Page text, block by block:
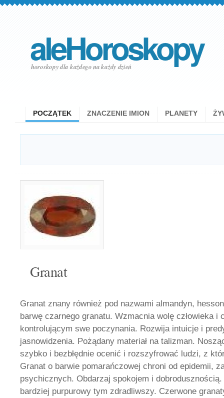
aleHoroskopy
horoskopy dla każdego na każdy dzień
POCZĄTEK ZNACZENIE IMION PLANETY
Granat
Granat znany również pod nazwami almandyn,
barwę czarnego granatu. Wzmacnia wolę człowieka i
kontrolującym swe poczynania. Rozwija intuicje i
jasnowidzenia. Pożądany materiał na talizman.
szybko i bezbłędnie ocenić i rozszyfrować ludzi, z
Granat o barwie pomarańczowej chroni od epidemii,
psychicznych. Obdarzaj spokojem i
bardziej purpurowy tym zdradliwszy. Czerwone